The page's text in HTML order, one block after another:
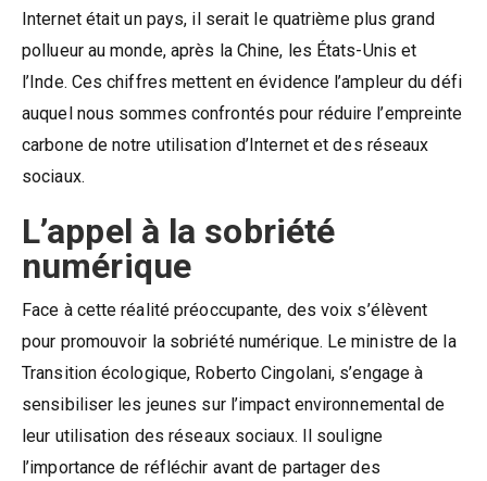
Internet était un pays, il serait le quatrième plus grand
pollueur au monde, après la Chine, les États-Unis et
l’Inde. Ces chiffres mettent en évidence l’ampleur du défi
auquel nous sommes confrontés pour réduire l’empreinte
carbone de notre utilisation d’Internet et des réseaux
sociaux.
L’appel à la sobriété
numérique
Face à cette réalité préoccupante, des voix s’élèvent
pour promouvoir la sobriété numérique. Le ministre de la
Transition écologique, Roberto Cingolani, s’engage à
sensibiliser les jeunes sur l’impact environnemental de
leur utilisation des réseaux sociaux. Il souligne
l’importance de réfléchir avant de partager des